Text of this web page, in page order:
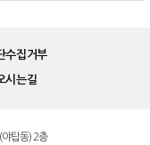
수집거부
시는길
탑동) 2층